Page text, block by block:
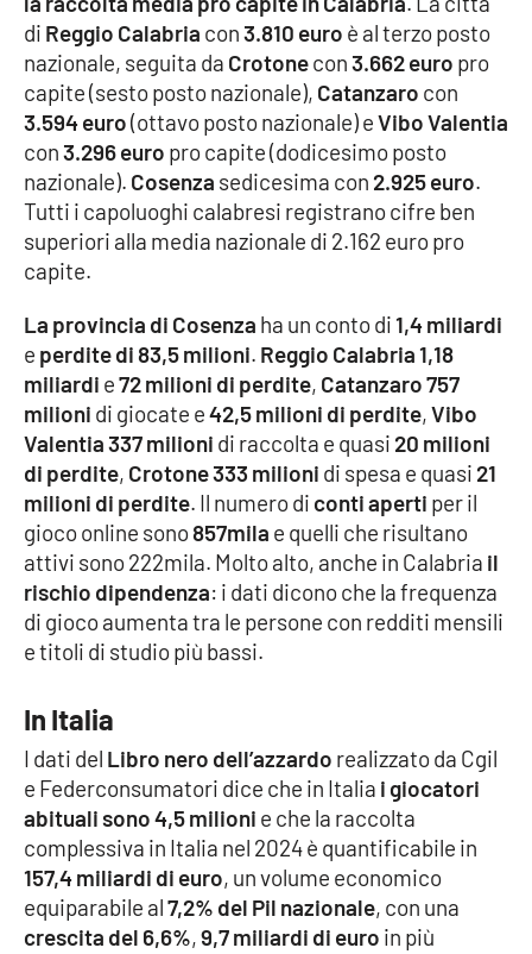
EDIZIONI
LOCALI
Catanzaro
Crotone
Vibo Valentia
Reggio Calabria
Cosenza
Lamezia Terme
PROGETTI
SPECIALI
Buona Sanità Calabria
Eventi
Food
Storie
di Reggio Calabria con3.810 euro è al terzo posto
nazionale, seguita da Crotonecon3.662 euro pro
capite (sesto posto nazionale), Catanzaro con
3.594 euro(ottavo posto nazionale) eVibo Valentia
con3.296 euro pro capite (dodicesimo posto
nazionale). Cosenza sedicesima con 2.925 euro.
Tutti i capoluoghi calabresi registrano cifre ben
superiori alla media nazionale di 2.162 euro pro
capite.
La provincia di Cosenza ha un conto di1,4 miliardi
e perdite di 83,5 milioni. Reggio Calabria 1,18
miliardi e72 milioni di perdite, Catanzaro 757
milioni di giocate e42,5 milioni di perdite,Vibo
Valentia 337 milioni di raccolta e quasi 20 milioni
di perdite, Crotone 333 milioni di spesa e quasi 21
milioni di perdite. Il numero di conti aperti per il
gioco online sono857mila e quelli che risultano
attivi sono 222mila. Molto alto, anche in Calabria il
rischio dipendenza: i dati dicono che la frequenza
di gioco aumenta tra le persone con redditi mensili
e titoli di studio più bassi.
In Italia
I dati del Libro nero dell’azzardo realizzato da Cgil
e Federconsumatori dice che in Italia i giocatori
abituali sono 4,5 milioni e che la raccolta
complessiva in Italia nel 2024 è quantificabile in
157,4 miliardi di euro, un volume economico
equiparabile al7,2% del Pil nazionale, con una
crescita del 6,6%,9,7 miliardi di euro in più